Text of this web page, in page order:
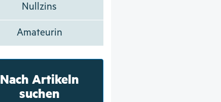
Nullzins
Amateurin
Nach Artikeln
suchen